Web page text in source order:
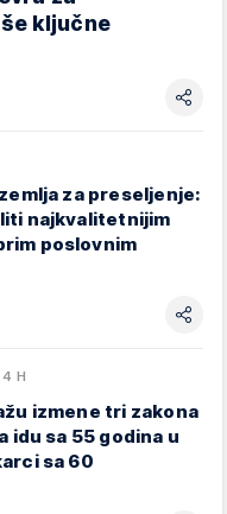
ključne
za preseljenje:
najkvalitetnijim
poslovnim
4 H
izmene tri zakona
idu sa 55 godina u
sa 60